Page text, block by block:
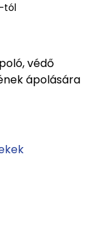
-tól
védő
ápolására